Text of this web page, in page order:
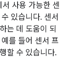
사용 가능한 센
있습니다. 센서
는 데 도움이 되
를 들어 센서 프
할 수 있습니다.